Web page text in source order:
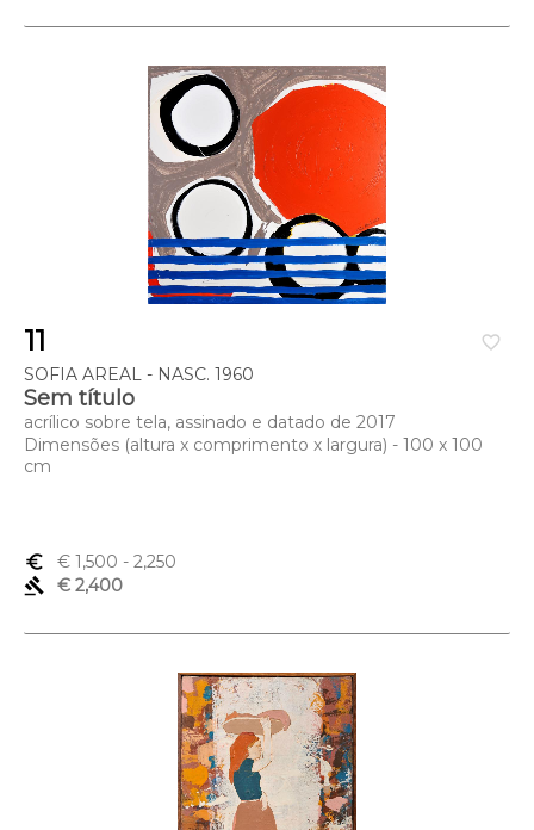
favorite_border
11
SOFIA AREAL - NASC. 1960
Sem título
acrílico sobre tela, assinado e datado de 2017
Dimensões (altura x comprimento x largura) - 100 x 100
cm
euro_symbol € 1,500 - 2,250
gavel
€ 2,400